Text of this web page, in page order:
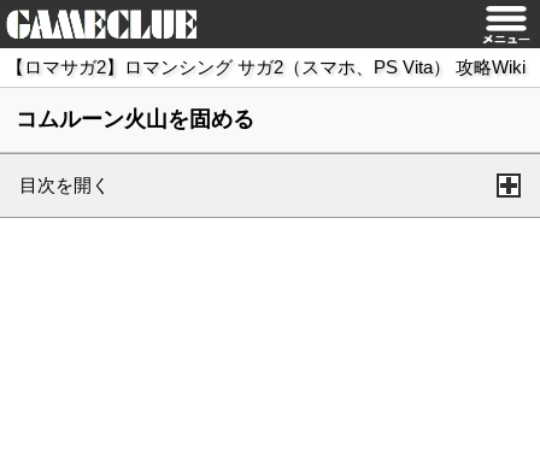
【ロマサガ2】ロマンシング サガ2（スマホ、PS Vita） 攻略Wiki
コムルーン火山を固める
目次を開く